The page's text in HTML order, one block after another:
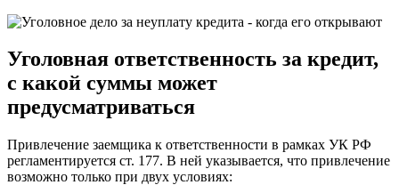
Уголовная ответственность за кредит,
с какой суммы может
предусматриваться
Привлечение заемщика к ответственности в рамках УК РФ
регламентируется ст. 177. В ней указывается, что привлечение
возможно только при двух условиях: